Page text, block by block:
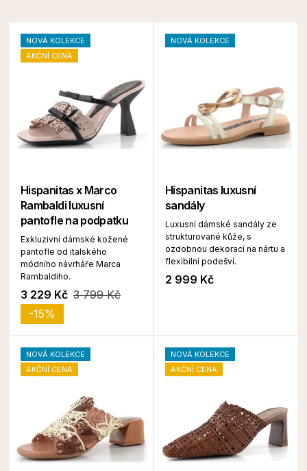
NOVÁ KOLEKCE
AKČNÍ CENA
Hispanitas x Marco
Rambaldi luxusní
pantofle na podpatku
Exkluzivní dámské kožené
pantofle od italského
módního návrháře Marca
Rambaldiho.
3 229 Kč 3 799 Kč
-15%
NOVÁ KOLEKCE
Hispanitas luxusní
sandály
Luxusní dámské sandály ze
strukturované kůže, s
ozdobnou dekorací na nártu a
flexibilní podešví.
2 999 Kč
NOVÁ KOLEKCE
AKČNÍ CENA
NOVÁ KOLEKCE
AKČNÍ CENA